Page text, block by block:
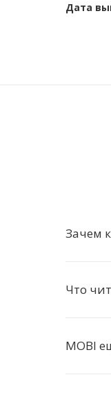
Дата
Зачем
Что
MOBI